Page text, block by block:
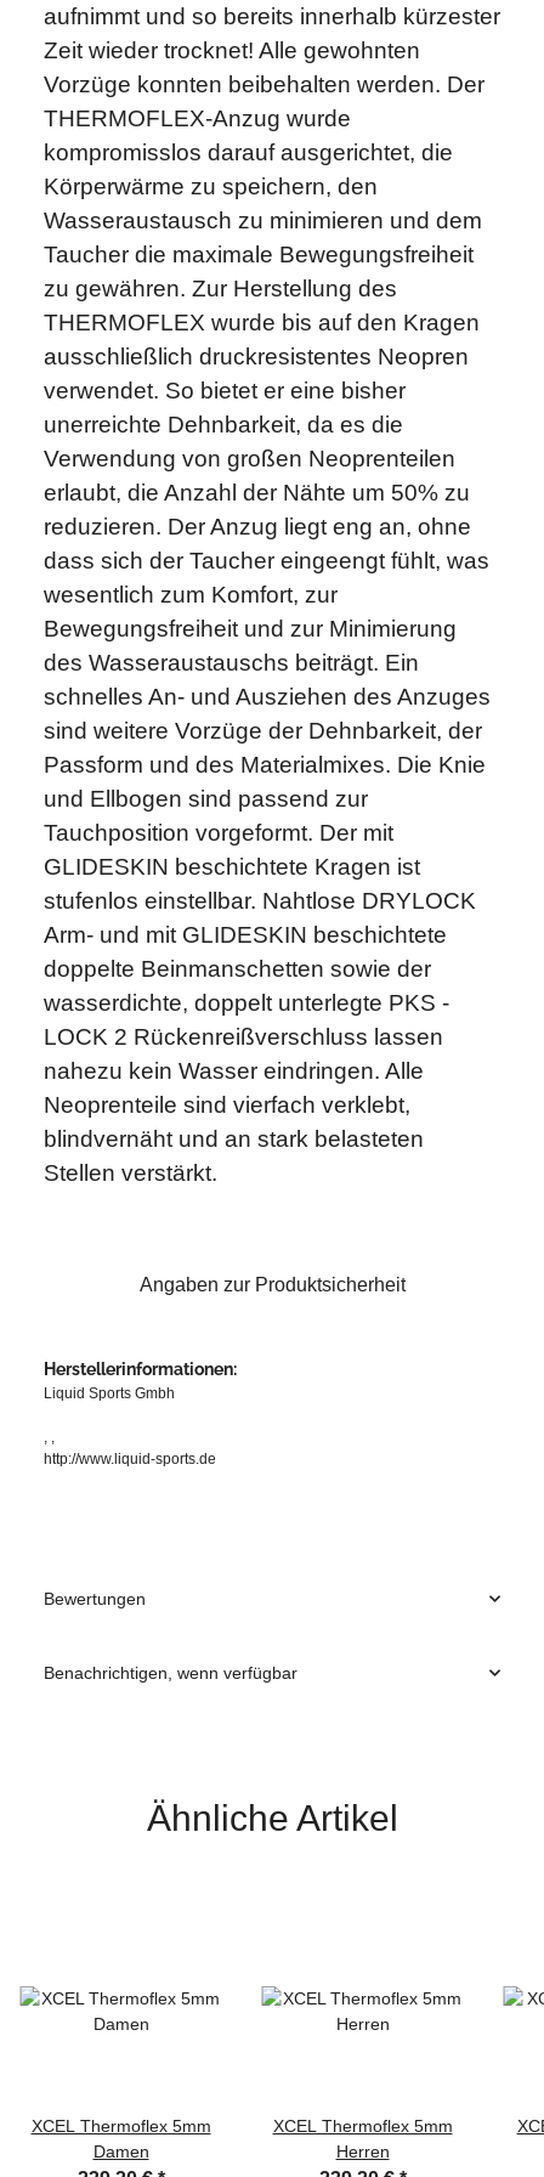
aufnimmt und so bereits innerhalb kürzester
Zeit wieder trocknet! Alle gewohnten
Vorzüge konnten beibehalten werden. Der
THERMOFLEX-Anzug wurde
kompromisslos darauf ausgerichtet, die
Körperwärme zu speichern, den
Wasseraustausch zu minimieren und dem
Taucher die maximale Bewegungsfreiheit
zu gewähren. Zur Herstellung des
THERMOFLEX wurde bis auf den Kragen
ausschließlich druckresistentes Neopren
verwendet. So bietet er eine bisher
unerreichte Dehnbarkeit, da es die
Verwendung von großen Neoprenteilen
erlaubt, die Anzahl der Nähte um 50% zu
reduzieren. Der Anzug liegt eng an, ohne
dass sich der Taucher eingeengt fühlt, was
wesentlich zum Komfort, zur
Bewegungsfreiheit und zur Minimierung
des Wasseraustauschs beiträgt. Ein
schnelles An- und Ausziehen des Anzuges
sind weitere Vorzüge der Dehnbarkeit, der
Passform und des Materialmixes. Die Knie
und Ellbogen sind passend zur
Tauchposition vorgeformt. Der mit
GLIDESKIN beschichtete Kragen ist
stufenlos einstellbar. Nahtlose DRYLOCK
Arm- und mit GLIDESKIN beschichtete
doppelte Beinmanschetten sowie der
wasserdichte, doppelt unterlegte PKS -
LOCK 2 Rückenreißverschluss lassen
nahezu kein Wasser eindringen. Alle
Neoprenteile sind vierfach verklebt,
blindvernäht und an stark belasteten
Stellen verstärkt.
Angaben zur Produktsicherheit
Herstellerinformationen:
Liquid Sports Gmbh
http://www.liquid-sports.de
Bewertungen
Benachrichtigen, wenn verfügbar
Ähnliche Artikel
XCEL Thermoflex 5mm
Damen
XCEL Thermoflex 5mm
Herren